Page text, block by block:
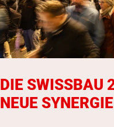
DIE SWISSBAU
NEUE